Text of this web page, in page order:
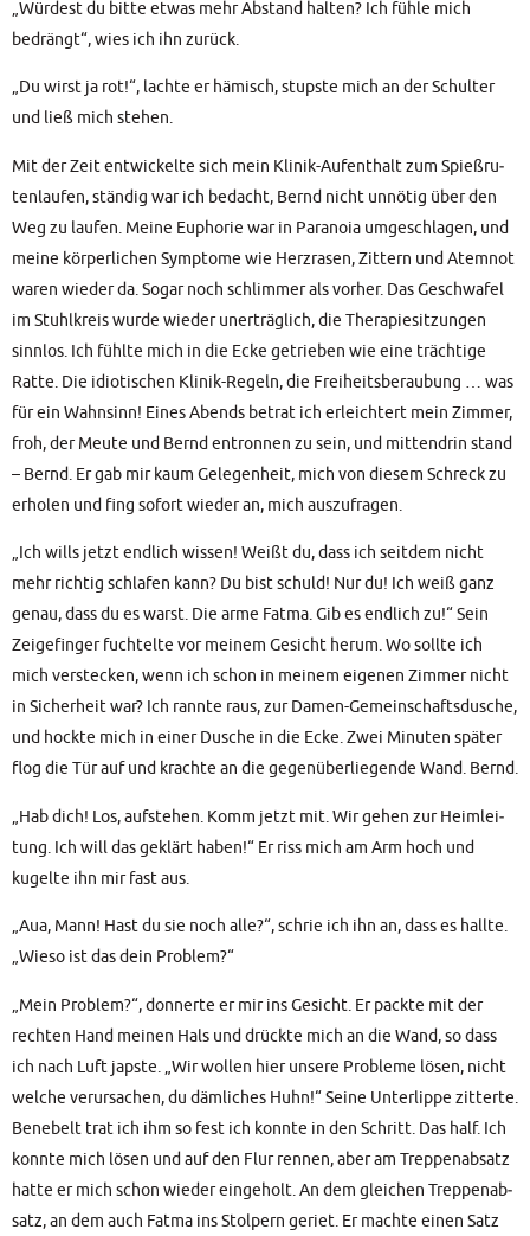
„Wür­dest du bit­te etwas mehr Abstand hal­ten? Ich füh­le mich
bedrängt“, wies ich ihn zurück.
„Du wirst ja rot!“, lach­te er hämisch, stups­te mich an der Schul­ter
und ließ mich stehen.
Mit der Zeit ent­wi­ckel­te sich mein Kli­nik-Auf­ent­halt zum Spieß­ru­
ten­lau­fen, stän­dig war ich bedacht, Bernd nicht unnö­tig über den
Weg zu lau­fen. Mei­ne Eupho­rie war in Para­noia umge­schla­gen, und
mei­ne kör­per­li­chen Sym­pto­me wie Herz­ra­sen, Zit­tern und Atem­not
waren wie­der da. Sogar noch schlim­mer als vor­her. Das Geschwa­fel
im Stuhl­kreis wur­de wie­der uner­träg­lich, die The­ra­pie­sit­zun­gen
sinn­los. Ich fühl­te mich in die Ecke getrie­ben wie eine träch­ti­ge
Rat­te. Die idio­ti­schen Kli­nik-Regeln, die Frei­heits­be­rau­bung … was
für ein Wahn­sinn! Eines Abends betrat ich erleich­tert mein Zim­mer,
froh, der Meu­te und Bernd ent­ron­nen zu sein, und mit­ten­drin stand
– Bernd. Er gab mir kaum Gele­gen­heit, mich von die­sem Schreck zu
erho­len und fing sofort wie­der an, mich auszufragen.
„Ich wills jetzt end­lich wis­sen! Weißt du, dass ich seit­dem nicht
mehr rich­tig schla­fen kann? Du bist schuld! Nur du! Ich weiß ganz
genau, dass du es warst. Die arme Fat­ma. Gib es end­lich zu!“ Sein
Zei­ge­fin­ger fuch­tel­te vor mei­nem Gesicht her­um. Wo soll­te ich
mich ver­ste­cken, wenn ich schon in mei­nem eige­nen Zim­mer nicht
in Sicher­heit war? Ich rann­te raus, zur Damen-Gemein­schafts­du­sche,
und hock­te mich in einer Dusche in die Ecke. Zwei Minu­ten spä­ter
flog die Tür auf und krach­te an die gegen­über­lie­gen­de Wand. Bernd.
„Hab dich! Los, auf­ste­hen. Komm jetzt mit. Wir gehen zur Heim­lei­
tung. Ich will das geklärt haben!“ Er riss mich am Arm hoch und
kugel­te ihn mir fast aus.
„Aua, Mann! Hast du sie noch alle?“, schrie ich ihn an, dass es hall­te.
„Wie­so ist das dein Problem?“
„Mein Pro­blem?“, don­ner­te er mir ins Gesicht. Er pack­te mit der
rech­ten Hand mei­nen Hals und drück­te mich an die Wand, so dass
ich nach Luft japs­te. „Wir wol­len hier unse­re Pro­ble­me lösen, nicht
wel­che ver­ur­sa­chen, du däm­li­ches Huhn!“ Sei­ne Unter­lip­pe zit­ter­te.
Bene­belt trat ich ihm so fest ich konn­te in den Schritt. Das half. Ich
konn­te mich lösen und auf den Flur ren­nen, aber am Trep­pen­ab­satz
hat­te er mich schon wie­der ein­ge­holt. An dem glei­chen Trep­pen­ab­
satz, an dem auch Fat­ma ins Stol­pern geriet. Er mach­te einen Satz